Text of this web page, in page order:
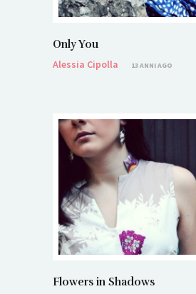
Only You
Alessia Cipolla
13 ANNI AGO
Flowers in Shadows